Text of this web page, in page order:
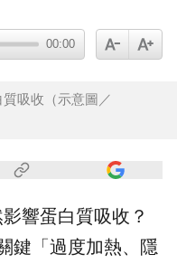
00:00
質吸收（示意圖／
影響蛋白質吸收？
鍵「過度加熱、隱